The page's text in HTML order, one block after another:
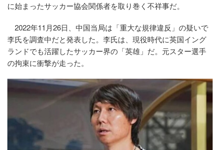
に始まったサッカー協会関係者を取り巻く不祥事だ。
2022年11月26日、中国当局は「重大な規律違反」の疑いで
李氏を調査中だと発表した。李氏は、現役時代に英国イング
ランドでも活躍したサッカー界の「英雄」だ。元スター選手
の拘束に衝撃が走った。